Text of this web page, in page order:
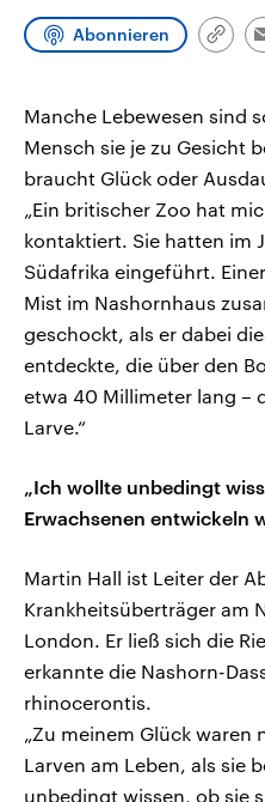
Wahl.
Audio-Archiv
Abonnieren
Link
Manche Lebewesen sind
Mensch sie je zu Gesicht
braucht Glück oder
„Ein britischer Zoo hat
kontaktiert. Sie hatten im
Südafrika eingeführt.
Mist im Nashornhaus
geschockt, als er dabei
entdeckte, die über den
etwa 40 Millimeter lang –
Larve.“
„Ich wollte unbedingt
Erwachsenen entwickeln
Martin Hall ist Leiter der
Krankheitsüberträger am
London. Er ließ sich die
erkannte die Nashorn-
rhinocerontis.
„Zu meinem Glück waren
Larven am Leben, als sie
unbedingt wissen, ob sie